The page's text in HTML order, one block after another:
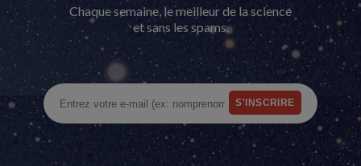
Chaque semaine, le meilleur de la science
et sans les spams.